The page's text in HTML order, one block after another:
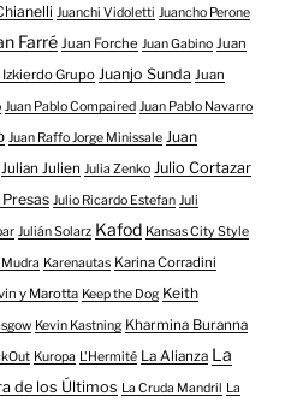
Juanchi Vidoletti Juancho Perone
Farré Juan Forche Juan Gabino Juan
Izkierdo Grupo Juanjo Sunda Juan
Juan Pablo Compaired Juan Pablo Navarro
Juan Raffo Jorge Minissale Juan
Julian Julien Julia Zenko Julio Cortazar
Presas Julio Ricardo Estefan Juli
Julián Solarz Kafod Kansas City Style
Karenautas Karina Corradini
y Marotta Keep the Dog Keith
Kevin Kastning Kharmina Buranna
Kuropa L'Hermité La Alianza La
de los Últimos La Cruda Mandril La